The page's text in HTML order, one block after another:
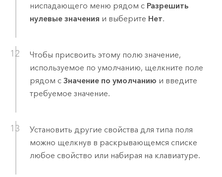
ниспадающего меню рядом с Разрешить
нулевые значения и выберите Нет.
Чтобы присвоить этому полю значение,
используемое по умолчанию, щелкните поле
рядом с Значение по умолчанию и введите
требуемое значение.
Установить другие свойства для типа поля
можно щелкнув в раскрывающемся списке
любое свойство или набирая на клавиатуре.